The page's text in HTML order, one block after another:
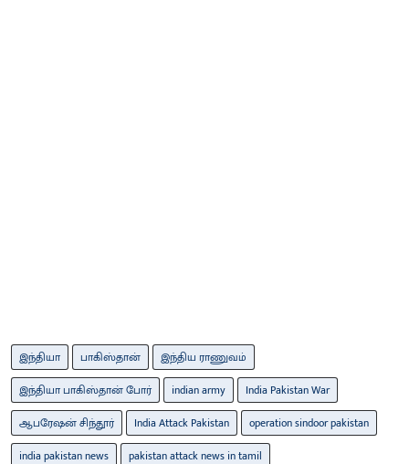
இந்தியா பாகிஸ்தான்
இந்திய ராணுவம்
இந்தியா பாகிஸ்தான் போர்
indian army
India Pakistan War
ஆபரேஷன் சிந்தூர்
India Attack Pakistan
operation sindoor pakistan
india pakistan news
pakistan attack news in tamil